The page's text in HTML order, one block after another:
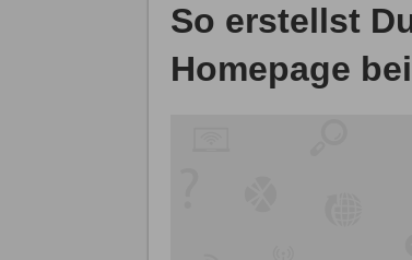
So erstellst
Homepage